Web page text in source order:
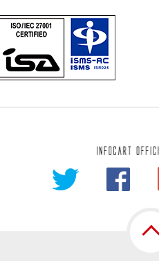
、減失またはき損の防止と是正
報は当社内において削除致します
方針をご覧下さい。
る苦情、相談等の問合せ先
中央区中央3-9-16 大樹生命千葉